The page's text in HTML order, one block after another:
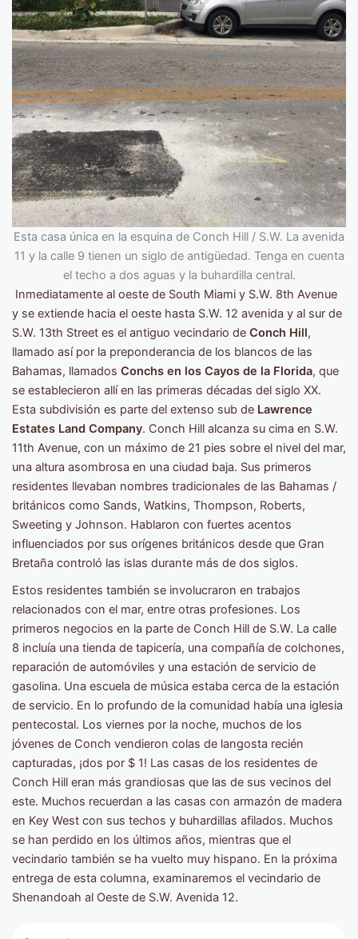
Esta casa única en la esquina de Conch Hill / S.W. La avenida
11 y la calle 9 tienen un siglo de antigüedad. Tenga en cuenta
el techo a dos aguas y la buhardilla central.
Inmediatamente al oeste de South Miami y S.W. 8th Avenue
y se extiende hacia el oeste hasta S.W. 12 avenida y al sur de
S.W. 13th Street es el antiguo vecindario de Conch Hill,
llamado así por la preponderancia de los blancos de las
Bahamas, llamados Conchs en los Cayos de la Florida, que
se establecieron allí en las primeras décadas del siglo XX.
Esta subdivisión es parte del extenso sub de Lawrence
Estates Land Company. Conch Hill alcanza su cima en S.W.
11th Avenue, con un máximo de 21 pies sobre el nivel del mar,
una altura asombrosa en una ciudad baja. Sus primeros
residentes llevaban nombres tradicionales de las Bahamas /
británicos como Sands, Watkins, Thompson, Roberts,
Sweeting y Johnson. Hablaron con fuertes acentos
influenciados por sus orígenes británicos desde que Gran
Bretaña controló las islas durante más de dos siglos.
Estos residentes también se involucraron en trabajos
relacionados con el mar, entre otras profesiones. Los
primeros negocios en la parte de Conch Hill de S.W. La calle
8 incluía una tienda de tapicería, una compañía de colchones,
reparación de automóviles y una estación de servicio de
gasolina. Una escuela de música estaba cerca de la estación
de servicio. En lo profundo de la comunidad había una iglesia
pentecostal. Los viernes por la noche, muchos de los
jóvenes de Conch vendieron colas de langosta recién
capturadas, ¡dos por $ 1! Las casas de los residentes de
Conch Hill eran más grandiosas que las de sus vecinos del
este. Muchos recuerdan a las casas con armazón de madera
en Key West con sus techos y buhardillas afilados. Muchos
se han perdido en los últimos años, mientras que el
vecindario también se ha vuelto muy hispano. En la próxima
entrega de esta columna, examinaremos el vecindario de
Shenandoah al Oeste de S.W. Avenida 12.